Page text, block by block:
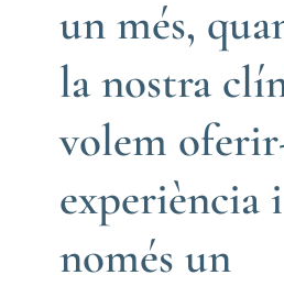
un més,
la nostra
volem
experiència
només un